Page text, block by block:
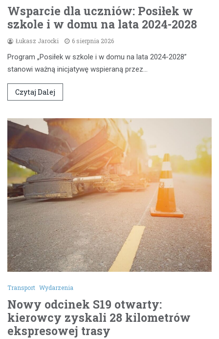
Wsparcie dla uczniów: Posiłek w
szkole i w domu na lata 2024-2028
Łukasz Jarocki 6 sierpnia 2026
Program „Posiłek w szkole i w domu na lata 2024-2028”
stanowi ważną inicjatywę wspieraną przez…
Czytaj Dalej
Transport Wydarzenia
Nowy odcinek S19 otwarty:
kierowcy zyskali 28 kilometrów
ekspresowej trasy